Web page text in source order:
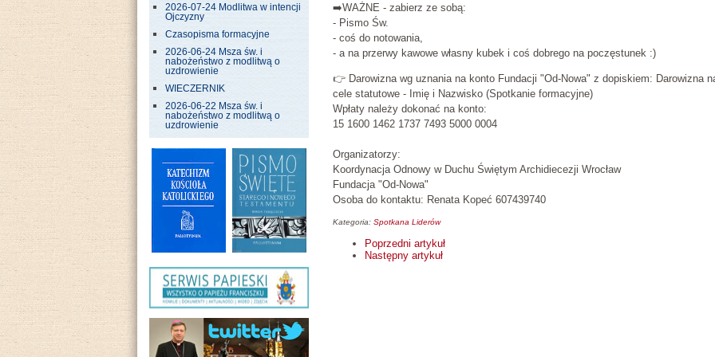
2026-07-24 Modlitwa w intencji
Ojczyzny
Czasopisma formacyjne
2026-06-24 Msza św. i
nabożeństwo z modlitwą o
uzdrowienie
WIECZERNIK
2026-06-22 Msza św. i
nabożeństwo z modlitwą o
uzdrowienie
➡️WAŻNE - zabierz ze sobą:
- Pismo Św.
- coś do notowania,
- a na przerwy kawowe własny kubek i coś dobrego na poczęstunek :)
👉 Darowizna wg uznania na konto Fundacji "Od-Nowa" z dopiskiem: Darowizna
cele statutowe - Imię i Nazwisko (Spotkanie formacyjne)
Wpłaty należy dokonać na konto:
15 1600 1462 1737 7493 5000 0004
Organizatorzy:
Koordynacja Odnowy w Duchu Świętym Archidiecezji Wrocław
Fundacja "Od-Nowa"
Osoba do kontaktu: Renata Kopeć 607439740
Kategoria: Spotkana Liderów
Poprzedni artykuł
Następny artykuł